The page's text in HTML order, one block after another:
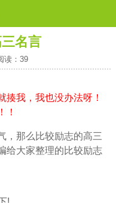
名言
读：39
揍我，我也没办法呀！
！
，那么比较励志的高三
给大家整理的比较励志